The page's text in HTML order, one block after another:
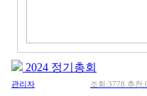
2024 정기총회
관리자 조회:3778 추천